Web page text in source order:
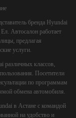
бренда Hyundai
Автосалон работает
предлагая
услуги.
различных классов,
Посетители
по программам
обмена автомобиля.
в Астане с командой
на удобство и